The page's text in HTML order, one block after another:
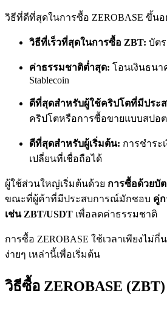
ข้อมูล
การวิเคราะห์ข้อมูลขนาดใหญ่ ร
แนะนำ
วิธีที่ดีที่สุดในการซื้อ ZEROBASE ขึ้น
วิธีที่เร็วที่สุดในการซื้อ ZBT: บัต
ค่าธรรมชาติต่ำสุด: โอนเงินธน
Stablecoin
ดีที่สุดสำหรับผู้ใช้คริปโตที่มีประ
คริปโตหรือการซื้อขายแบบสปอต
ดีที่สุดสำหรับผู้เริ่มต้น: การชำระ
เปลี่ยนที่เชื่อถือได้
ผู้ใช้ส่วนใหญ่เริ่มต้นด้วย การซื้อด้วยบั
ขณะที่ผู้ค้าที่มีประสบการณ์มักชอบ คู่ก
เช่น ZBT/USDT เพื่อลดค่าธรรมชาติ
การซื้อ ZEROBASE ใช้เวลาเพียงไม่
ง่ายๆ เหล่านี้เพื่อเริ่มต้น
วิธีซื้อ ZEROBASE